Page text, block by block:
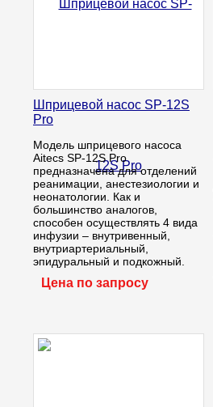
Шприцевой насос SP-12S
Pro
Модель шприцевого насоса
Aitecs SP-12S Pro
предназначена для отделений
реанимации, анестезиологии и
неонатологии. Как и
большинство аналогов,
способен осуществлять 4 вида
инфузии – внутривенный,
внутриартериальный,
эпидуральный и подкожный.
Цена по запросу